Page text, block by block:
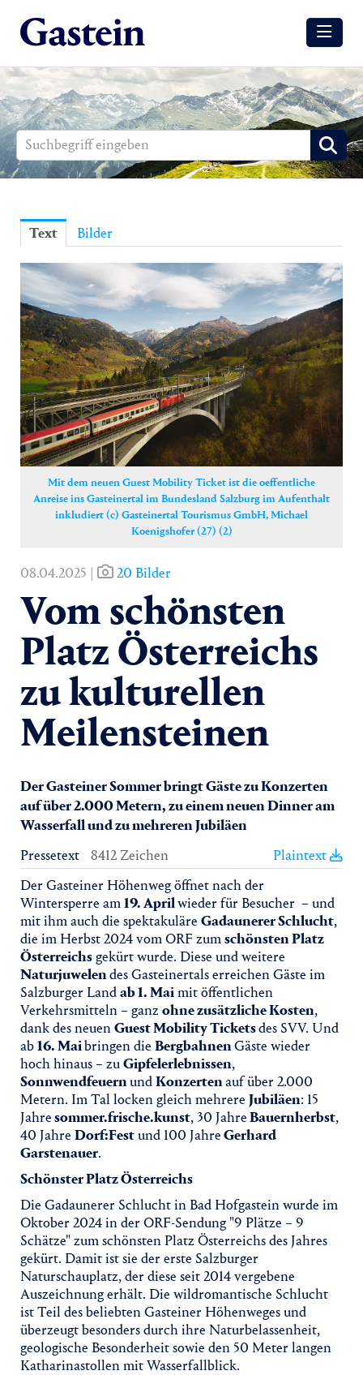
Meldungen
Winter
Media
Gesundheit
Sommer
Winter
Yoga
Pressekontakt
Text Bilder
Mit dem neuen Guest Mobility Ticket ist die oeffentliche
Anreise ins Gasteinertal im Bundesland Salzburg im Aufenthalt
inkludiert (c) Gasteinertal Tourismus GmbH, Michael
Koenigshofer (27) (2)
08.04.2025 | 20 Bilder
Vom schönsten
Platz Österreichs
zu kulturellen
Meilensteinen
Der Gasteiner Sommer bringt Gäste zu Konzerten
auf über 2.000 Metern, zu einem neuen Dinner am
Wasserfall und zu mehreren Jubiläen
Pressetext
8412 Zeichen
Plaintext
Der Gasteiner Höhenweg öffnet nach der
Wintersperre am19. Aprilwieder für Besucher – und
mit ihm auch die spektakuläre Gadaunerer Schlucht,
die im Herbst 2024 vom ORF zumschönsten Platz
Österreichsgekürt wurde. Diese und weitere
Naturjuwelendes Gasteinertals erreichen Gäste im
Salzburger Landab 1. Maimit öffentlichen
Verkehrsmitteln – ganz ohne zusätzliche Kosten,
dank des neuenGuest Mobility Ticketsdes SVV. Und
ab16. Maibringen die BergbahnenGäste wieder
hoch hinaus – zuGipfelerlebnissen,
SonnwendfeuernundKonzertenauf über 2.000
Metern. Im Tal locken gleich mehrere Jubiläen: 15
Jahresommer.frische.kunst, 30 JahreBauernherbst,
40 Jahre Dorf:Festund 100 JahreGerhard
Garstenauer.
Schönster Platz Österreichs
Die Gadaunerer Schlucht in Bad Hofgastein wurde im
Oktober 2024 in der ORF-Sendung "9 Plätze – 9
Schätze" zum schönsten Platz Österreichs des Jahres
gekürt. Damit ist sie der erste Salzburger
Naturschauplatz, der diese seit 2014 vergebene
Auszeichnung erhält. Die wildromantische Schlucht
ist Teil des beliebten Gasteiner Höhenweges und
überzeugt besonders durch ihre Naturbelassenheit,
geologische Besonderheit sowie den 50 Meter langen
Katharinastollen mit Wasserfallblick.